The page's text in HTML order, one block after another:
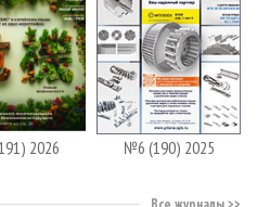
2026 №6 (190) 2025